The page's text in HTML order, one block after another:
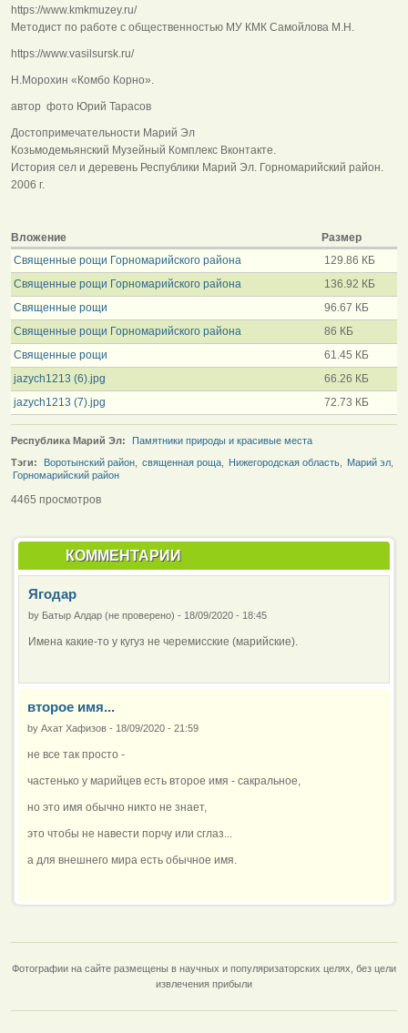
https://www.kmkmuzey.ru/
Методист по работе с общественностью МУ КМК Самойлова М.Н.
https://www.vasilsursk.ru/
Н.Морохин «Комбо Корно».
автор фото Юрий Тарасов
Достопримечательности Марий Эл
Козьмодемьянский Музейный Комплекс Вконтакте.
История сел и деревень Республики Марий Эл. Горномарийский район.
2006 г.
Вложение
Размер
Священные рощи Горномарийского района
129.86 КБ
Священные рощи Горномарийского района
136.92 КБ
Священные рощи
96.67 КБ
Священные рощи Горномарийского района
86 КБ
Священные рощи
61.45 КБ
jazych1213 (6).jpg
66.26 КБ
jazych1213 (7).jpg
72.73 КБ
Республика Марий Эл:
Памятники природы и красивые места
Тэги:
Воротынский район священная роща Нижегородская область Марий эл
Горномарийский район
4465 просмотров
КОММЕНТАРИИ
Ягодар
by Батыр Алдар (не проверено) - 18/09/2020 - 18:45
Имена какие-то у кугуз не черемисские (марийские).
второе имя...
by Ахат Хафизов - 18/09/2020 - 21:59
не все так просто -
частенько у марийцев есть второе имя - сакральное,
но это имя обычно никто не знает,
это чтобы не навести порчу или сглаз...
а для внешнего мира есть обычное имя.
Фотографии на сайте размещены в научных и популяризаторских целях, без цели
извлечения прибыли